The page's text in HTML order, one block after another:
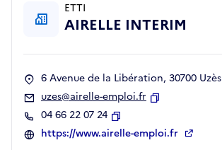
ETTI
AIRELLE INTERIM
6 Avenue de la Libération, 30700 Uzès
uzes@airelle-emploi.fr
04 66 22 07 24
Copier
https://www.airelle-emploi.fr